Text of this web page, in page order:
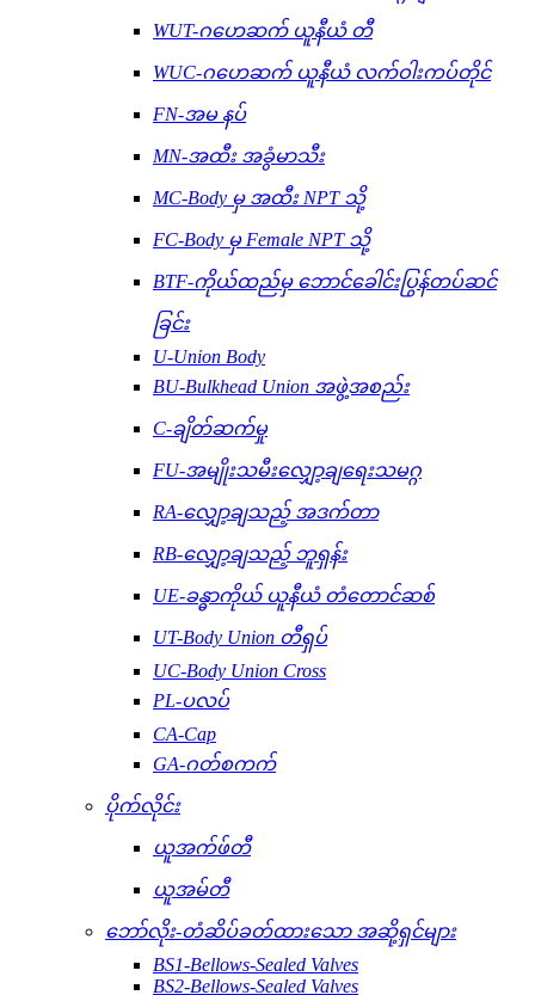
WUT-ဂဟေဆက် ယူနီယံ တီ
WUC-ဂဟေဆက် ယူနီယံ လက်ဝါးကပ်တိုင်
FN-အမ နပ်
MN-အထီး အခွံမာသီး
MC-Body မှ အထီး NPT သို့
FC-Body မှ Female NPT သို့
BTF-ကိုယ်ထည်မှ ဘောင်ခေါင်းပြွန်တပ်ဆင်
ခြင်း
U-Union Body
BU-Bulkhead Union အဖွဲ့အစည်း
C-ချိတ်ဆက်မှု
FU-အမျိုးသမီးလျှော့ချရေးသမဂ္ဂ
RA-လျှော့ချသည့် အဒက်တာ
RB-လျှော့ချသည့် ဘူရှန်း
UE-ခန္ဓာကိုယ် ယူနီယံ တံတောင်ဆစ်
UT-Body Union တီရှပ်
UC-Body Union Cross
PL-ပလပ်
CA-Cap
GA-ဂတ်စကက်
ပိုက်လိုင်း
ယူအက်ဖ်တီ
ယူအမ်တီ
ဘော်လိုး-တံဆိပ်ခတ်ထားသော အဆို့ရှင်များ
BS1-Bellows-Sealed Valves
BS2-Bellows-Sealed Valves